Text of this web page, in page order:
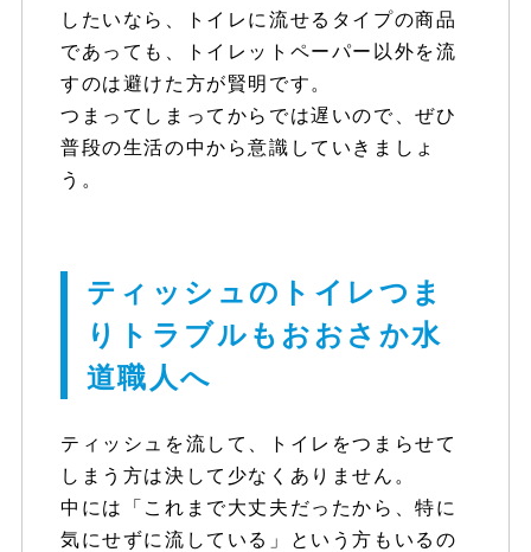
したいなら、トイレに流せるタイプの商品
であっても、トイレットペーパー以外を流
すのは避けた方が賢明です。
つまってしまってからでは遅いので、ぜひ
普段の生活の中から意識していきましょ
う。
ティッシュのトイレつま
りトラブルもおおさか水
道職人へ
ティッシュを流して、トイレをつまらせて
しまう方は決して少なくありません。
中には「これまで大丈夫だったから、特に
気にせずに流している」という方もいるの